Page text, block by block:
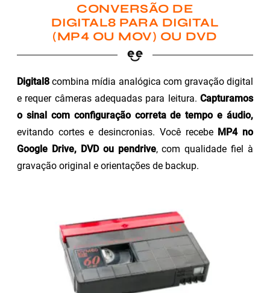
CONVERSÃO DE
DIGITAL8 PARA DIGITAL
(MP4 OU MOV) OU DVD
Digital8 combina mídia analógica com gravação digital
e requer câmeras adequadas para leitura. Capturamos
o sinal com configuração correta de tempo e áudio,
evitando cortes e desincronias. Você recebe MP4 no
Google Drive, DVD ou pendrive, com qualidade fiel à
gravação original e orientações de backup.